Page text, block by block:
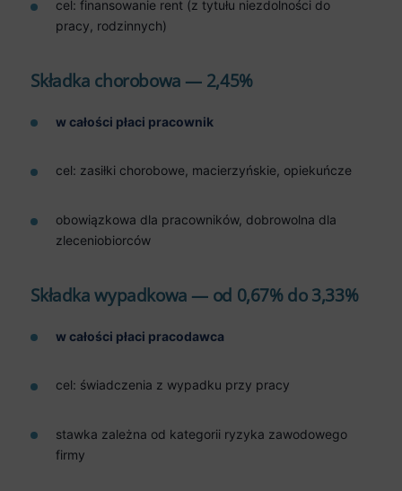
cel: finansowanie rent (z tytułu niezdolności do
pracy, rodzinnych)
Składka chorobowa — 2,45%
w całości płaci pracownik
cel: zasiłki chorobowe, macierzyńskie, opiekuńcze
obowiązkowa dla pracowników, dobrowolna dla
zleceniobiorców
Składka wypadkowa — od 0,67% do 3,33%
w całości płaci pracodawca
cel: świadczenia z wypadku przy pracy
stawka zależna od kategorii ryzyka zawodowego
firmy